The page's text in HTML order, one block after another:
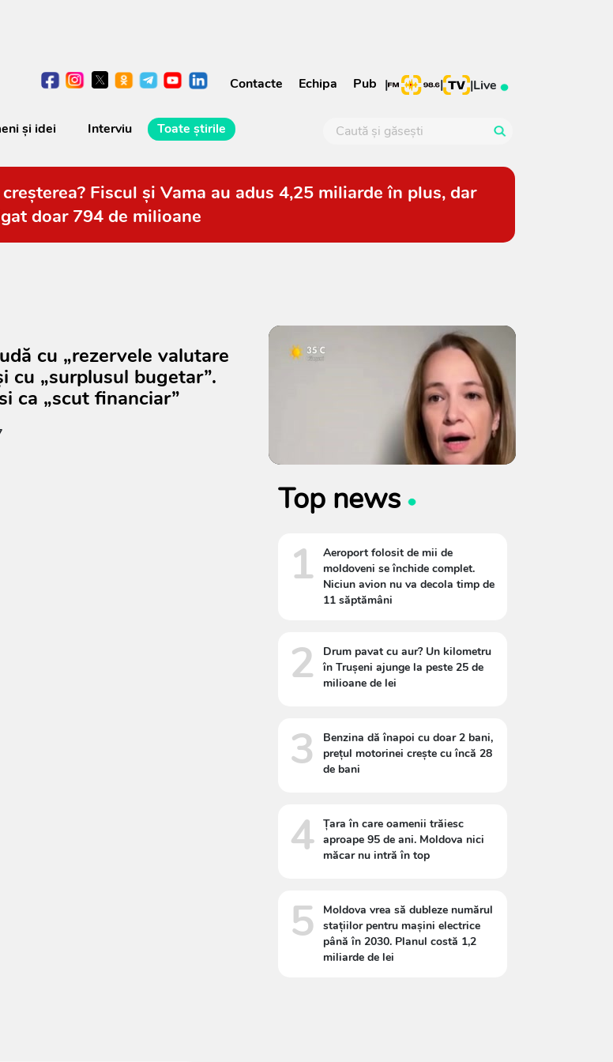
Contacte Echipa Pub | | |Live
şi idei Interviu Toate știrile
Fiscul și Vama au adus 4,25 miliarde în plus, dar
doar 794 de milioane
cu „rezervele valutare
cu „surplusul bugetar”.
ca „scut financiar”
Top news
1
Aeroport folosit de mii de
moldoveni se închide complet.
Niciun avion nu va decola timp de
11 săptămâni
2
Drum pavat cu aur? Un kilometru
în Trușeni ajunge la peste 25 de
milioane de lei
3
Benzina dă înapoi cu doar 2 bani,
prețul motorinei crește cu încă 28
de bani
4 Țara în care oamenii trăiesc
aproape 95 de ani. Moldova nici
măcar nu intră în top
5
Moldova vrea să dubleze numărul
stațiilor pentru mașini electrice
până în 2030. Planul costă 1,2
miliarde de lei